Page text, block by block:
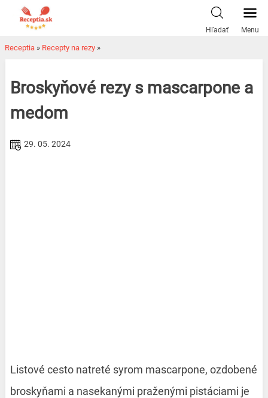
Hľadať Menu
Receptia » Recepty na rezy »
Broskyňové rezy s mascarpone a
medom
29. 05. 2024
Listové cesto natreté syrom mascarpone, ozdobené
broskyňami a nasekanými praženými pistáciami je